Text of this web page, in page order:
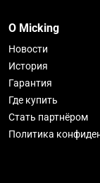
О Micking
Новости
История
Гарантия
Где купить
Стать партнёром
Политика